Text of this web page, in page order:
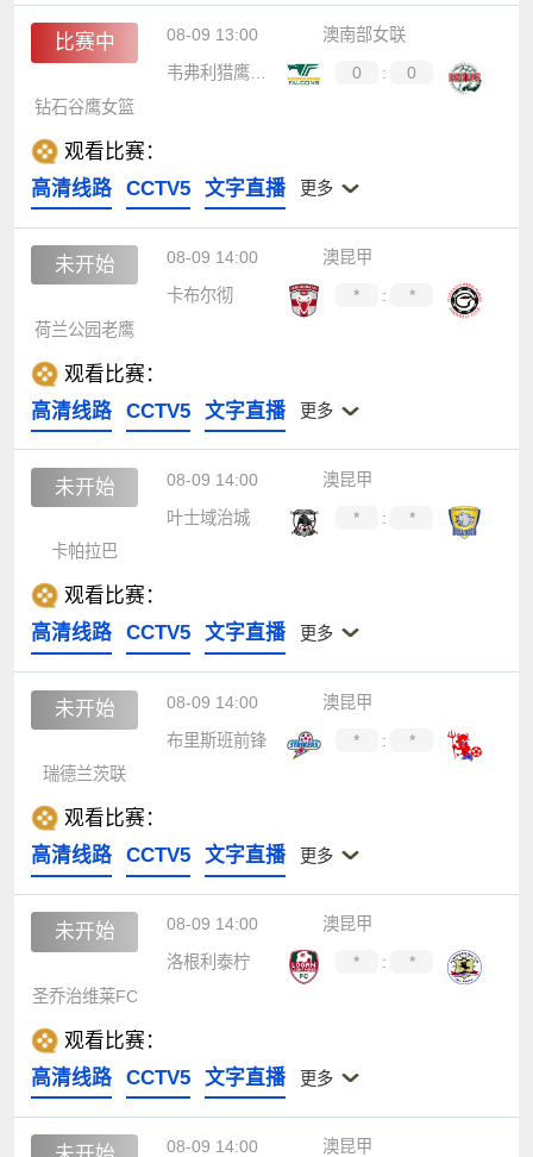
比赛中 08-09 13:00
澳南部女联
韦弗利猎鹰女篮
0 :
0
钻石谷鹰女篮
观看比赛：
高清线路
CCTV5 文字直播 更多
未开始 08-09 14:00
澳昆甲
卡布尔彻
* :
*
荷兰公园老鹰
观看比赛：
高清线路
CCTV5 文字直播 更多
未开始 08-09 14:00
澳昆甲
叶士域治城
* :
*
卡帕拉巴
观看比赛：
高清线路
CCTV5 文字直播 更多
未开始 08-09 14:00
澳昆甲
布里斯班前锋
* :
*
瑞德兰茨联
观看比赛：
高清线路
CCTV5 文字直播 更多
未开始 08-09 14:00
澳昆甲
洛根利泰柠
* :
*
圣乔治维莱FC
观看比赛：
高清线路
CCTV5 文字直播 更多
08-09 14:00
澳昆甲